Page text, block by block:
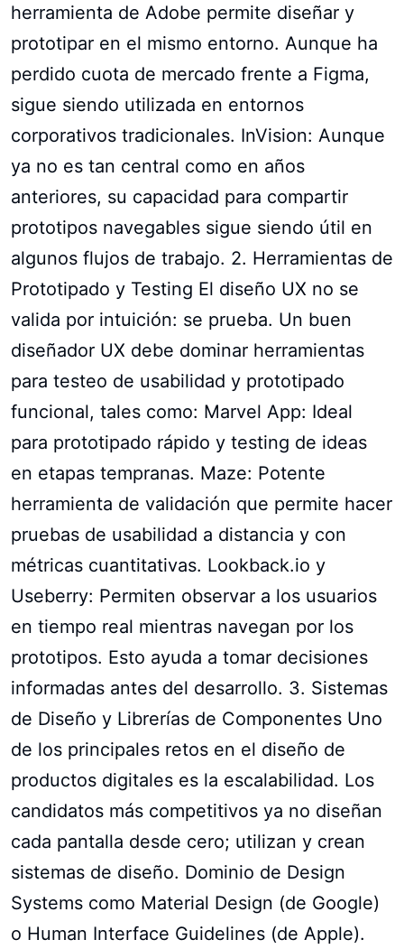
herramienta de Adobe permite diseñar y
prototipar en el mismo entorno. Aunque ha
perdido cuota de mercado frente a Figma,
sigue siendo utilizada en entornos
corporativos tradicionales. InVision: Aunque
ya no es tan central como en años
anteriores, su capacidad para compartir
prototipos navegables sigue siendo útil en
algunos flujos de trabajo. 2. Herramientas de
Prototipado y Testing El diseño UX no se
valida por intuición: se prueba. Un buen
diseñador UX debe dominar herramientas
para testeo de usabilidad y prototipado
funcional, tales como: Marvel App: Ideal
para prototipado rápido y testing de ideas
en etapas tempranas. Maze: Potente
herramienta de validación que permite hacer
pruebas de usabilidad a distancia y con
métricas cuantitativas. Lookback.io y
Useberry: Permiten observar a los usuarios
en tiempo real mientras navegan por los
prototipos. Esto ayuda a tomar decisiones
informadas antes del desarrollo. 3. Sistemas
de Diseño y Librerías de Componentes Uno
de los principales retos en el diseño de
productos digitales es la escalabilidad. Los
candidatos más competitivos ya no diseñan
cada pantalla desde cero; utilizan y crean
sistemas de diseño. Dominio de Design
Systems como Material Design (de Google)
o Human Interface Guidelines (de Apple).